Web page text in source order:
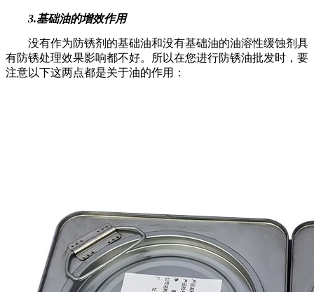
3.基础油的增效作用
没有作为防锈剂的基础油和没有基础油的油溶性缓蚀剂具
有防锈处理效果影响都不好。所以在您进行防锈油批发时，要
注意以下这两点都是关于油的作用：